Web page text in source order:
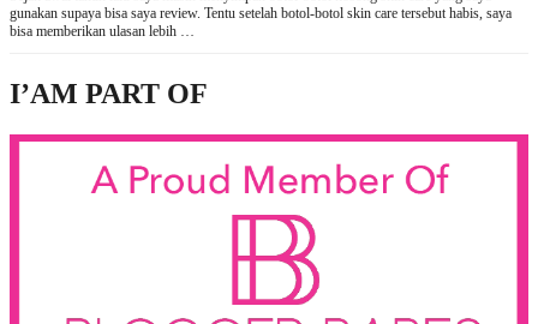
gunakan supaya bisa saya review. Tentu setelah botol-botol skin care tersebut habis, saya
bisa memberikan ulasan lebih …
I’AM PART OF